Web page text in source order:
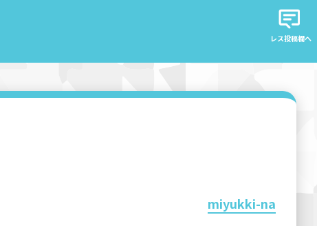
レス投稿欄へ
miyukki-na